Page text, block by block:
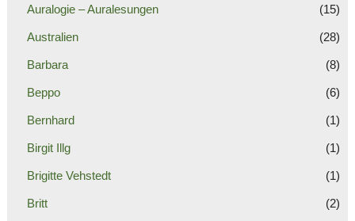
Auralogie – Auralesungen (15)
Australien (28)
Barbara (8)
Beppo (6)
Bernhard (1)
Birgit Illg (1)
Brigitte Vehstedt (1)
Britt (2)